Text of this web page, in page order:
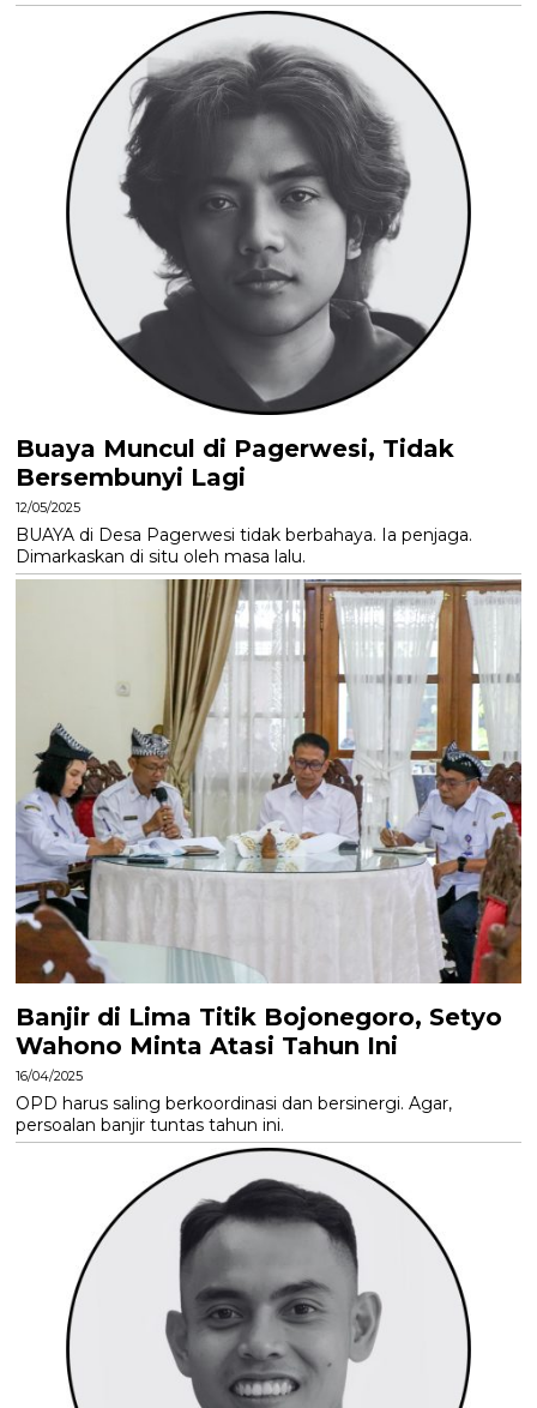
Buaya Muncul di Pagerwesi, Tidak
Bersembunyi Lagi
12/05/2025
BUAYA di Desa Pagerwesi tidak berbahaya. Ia penjaga.
Dimarkaskan di situ oleh masa lalu.
Banjir di Lima Titik Bojonegoro, Setyo
Wahono Minta Atasi Tahun Ini
16/04/2025
OPD harus saling berkoordinasi dan bersinergi. Agar,
persoalan banjir tuntas tahun ini.